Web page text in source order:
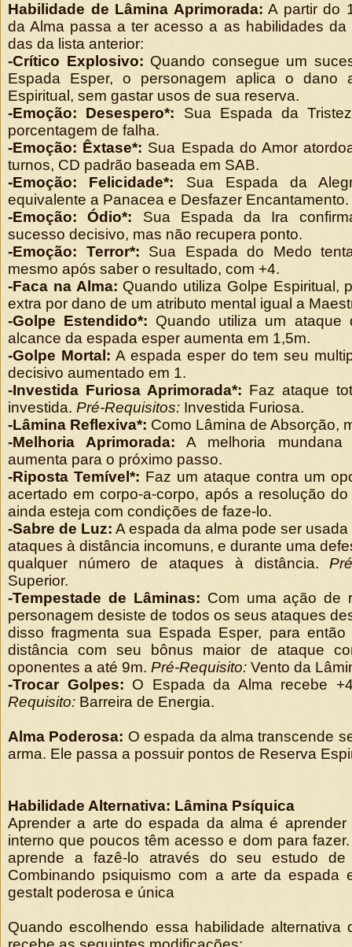
Habilidade de Lâmina Aprimorada: A partir do
da Alma passa a ter acesso a as habilidades da
das da lista anterior:
-Crítico Explosivo: Quando consegue um
Espada Esper, o personagem aplica o dano
Espiritual, sem gastar usos de sua reserva.
-Emoção: Desespero*: Sua Espada da
porcentagem de falha.
-Emoção: Êxtase*: Sua Espada do Amor
turnos, CD padrão baseada em SAB.
-Emoção: Felicidade*: Sua Espada da
equivalente a Panacea e Desfazer Encantamento.
-Emoção: Ódio*: Sua Espada da Ira
sucesso decisivo, mas não recupera ponto.
-Emoção: Terror*: Sua Espada do Medo
mesmo após saber o resultado, com +4.
-Faca na Alma: Quando utiliza Golpe Espiritual,
extra por dano de um atributo mental igual a
-Golpe Estendido*: Quando utiliza um ataque
alcance da espada esper aumenta em 1,5m.
-Golpe Mortal: A espada esper do tem seu
decisivo aumentado em 1.
-Investida Furiosa Aprimorada*: Faz ataque
investida. Pré-Requisitos: Investida Furiosa.
-Lâmina Reflexiva*: Como Lâmina de Absorção,
-Melhoria Aprimorada: A melhoria
aumenta para o próximo passo.
-Riposta Temível*: Faz um ataque contra um
acertado em corpo-a-corpo, após a resolução
ainda esteja com condições de faze-lo.
-Sabre de Luz: A espada da alma pode ser
ataques à distância incomuns, e durante uma
qualquer número de ataques à distância.
Superior.
-Tempestade de Lâminas: Com uma ação de
personagem desiste de todos os seus ataques
disso fragmenta sua Espada Esper, para
distância com seu bônus maior de ataque
oponentes a até 9m. Pré-Requisito: Vento da
-Trocar Golpes: O Espada da Alma recebe
Requisito: Barreira de Energia.
Alma Poderosa: O espada da alma transcende
arma. Ele passa a possuir pontos de Reserva
Habilidade Alternativa: Lâmina Psíquica
Aprender a arte do espada da alma é
interno que poucos têm acesso e dom para
aprende a fazê-lo através do seu estudo de
Combinando psiquismo com a arte da espada
gestalt poderosa e única
Quando escolhendo essa habilidade alternativa